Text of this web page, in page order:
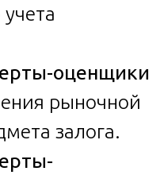
оценщики
рыночной
залога.